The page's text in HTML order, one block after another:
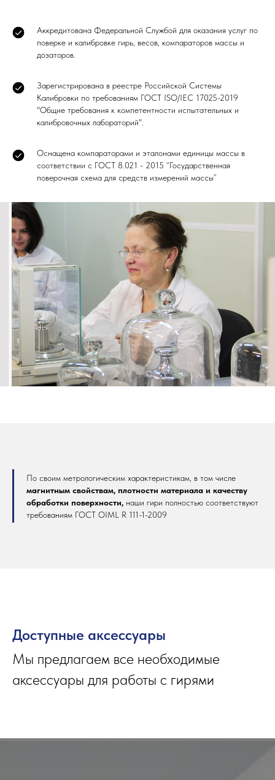
Аккредитована Федеральной Службой для оказания услуг по
поверке и калибровке гирь, весов, компараторов массы и
дозаторов.
Зарегистрирована в реестре Российской Системы
Калибровки по требованиям ГОСТ ISO/IEC 17025-2019
"Общие требования к компетентности испытательных и
калибровочных лабораторий".
Оснащена компараторами и эталонами единицы массы в
соответствии с ГОСТ 8.021 - 2015 “Государственная
поверочная схема для средств измерений массы”
По своим метрологическим характеристикам, в том числе
магнитным свойствам, плотности материала и качеству
обработки поверхности, наши гири полностью соответствуют
требованиям ГОСТ OIML R 111-1-2009
Доступные аксессуары
Мы предлагаем все необходимые
аксессуары для работы с гирями